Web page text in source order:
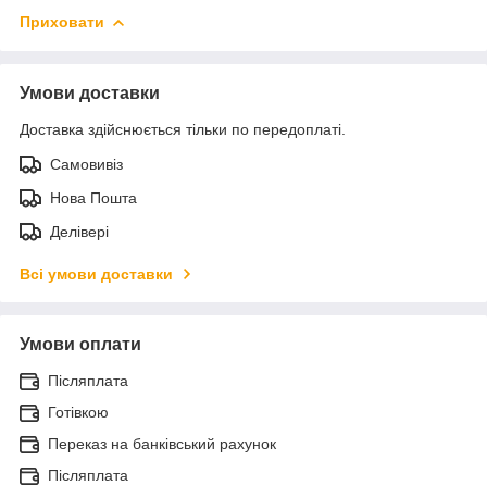
Приховати
Умови доставки
Доставка здійснюється тільки по передоплаті.
Самовивіз
Нова Пошта
Делівері
Всі умови доставки
Умови оплати
Післяплата
Готівкою
Переказ на банківський рахунок
Післяплата